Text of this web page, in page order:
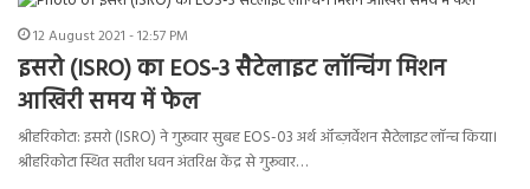
12 August 2021 - 12:57 PM
इसरो (ISRO) का EOS-3 सैटेलाइट लॉन्चिंग मिशन
आखिरी समय में फेल
श्रीहरिकोटा: इसरो (ISRO) ने गुरूवार सुबह EOS-03 अर्थ ऑब्ज़र्वेशन सैटेलाइट लॉन्च किया।
श्रीहरिकोटा स्थित सतीश धवन अंतरिक्ष केंद्र से गुरूवार…